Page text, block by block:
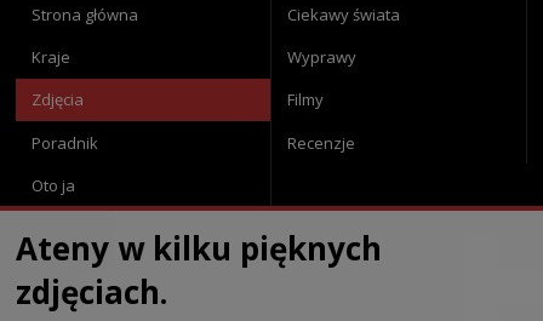
Strona główna
Ciekawy świata
Kraje
Wyprawy
Zdjęcia
Filmy
Poradnik
Recenzje
Oto ja
Ateny w kilku pięknych
zdjęciach.